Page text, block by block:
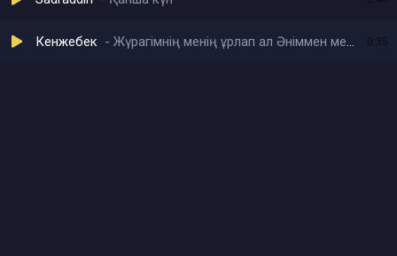
Кенжебек Жүрагімнің менің ұрлап ал Әніммен мені қорғап ал 0:35